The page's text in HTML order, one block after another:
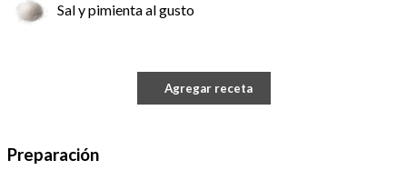
Sal y pimienta al gusto
Agregar receta
Preparación